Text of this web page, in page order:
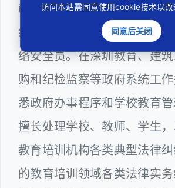
政府部门公职律师、深圳市
级教师、建设工程定标专家、
络安全员。在深圳教育、建
购和纪检监察等政府系统工
悉政府办事程序和学校教育
擅长处理学校、教师、学生
教育培训机构各类典型法律
的教育培训领域各类法律实
访问本站需同意使用cookie技术以改
同意后关闭